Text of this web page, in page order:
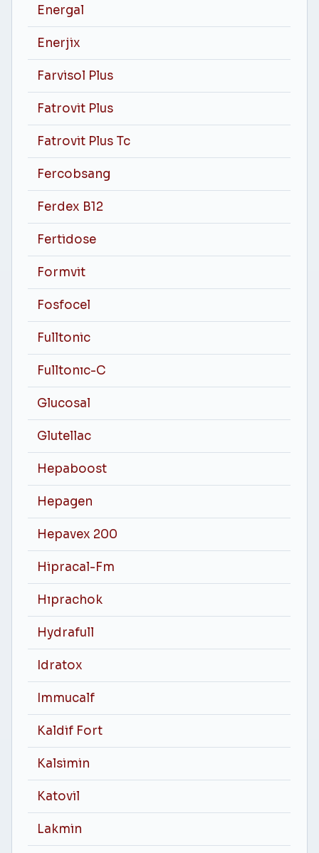
Energal
Enerjix
Farvisol Plus
Fatrovit Plus
Fatrovit Plus Tc
Fercobsang
Ferdex B12
Fertidose
Formvit
Fosfocel
Fulltonic
Fulltonıc-C
Glucosal
Glutellac
Hepaboost
Hepagen
Hepavex 200
Hipracal-Fm
Hıprachok
Hydrafull
Idratox
Immucalf
Kaldif Fort
Kalsimin
Katovil
Lakmin